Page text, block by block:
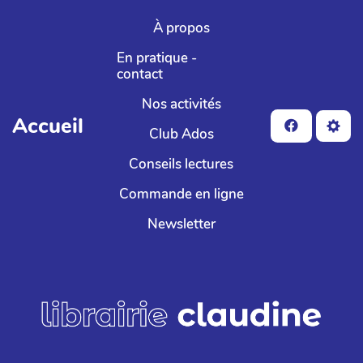
Aller au contenu principal
Accueil
À propos
En pratique -
contact
Nos activités
Club Ados
Conseils lectures
Commande en ligne
Newsletter